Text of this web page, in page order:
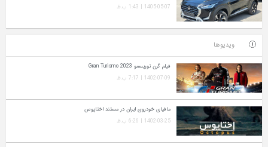
1405-05-07 | 1:43 ب.ظ
ویدیوها
فیلم گرن توریسمو Gran Turismo 2023
1402-07-09 | 7:17 ب.ظ
مافیای خودروی ایران در مستند اختاپوس
1402-03-25 | 6:26 ب.ظ